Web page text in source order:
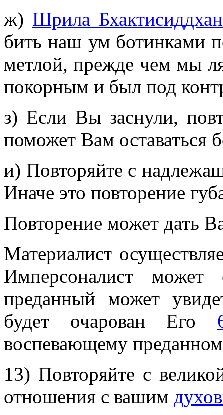
ж) Шрила
бить наш ум ботинками
метлой, прежде чем мы
покорным и был под
з) Если Вы заснули,
поможет Вам оставаться
и) Повторяйте с
Иначе это повторение
Повторение может дать
Материалист
Имперсоналист
преданный может
будет очарован Его
воспевающему
13) Повторяйте с
отношения с вашим